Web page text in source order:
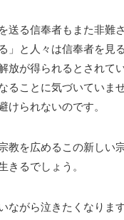
送る信奉者もまた非難
」と人々は信奉者を見
放が得られるとされて
ることに気づいていま
けられないのです。
教を広めるこの新しい
きるでしょう。
ながら泣きたくなりま